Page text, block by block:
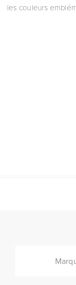
les couleurs